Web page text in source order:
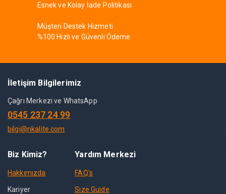
Esnek ve Kolay İade Politikası
Müşteri Destek Hizmeti
%100 Hızlı ve Güvenli Ödeme
İletişim Bilgilerimiz
Çağrı Merkezi ve WhatsApp
0545 237 24 99
bilgi@nkalite.com
Biz Kimiz?
Hakkımızda
Kariyer
Yardım Merkezi
FAQ's
Size Guide